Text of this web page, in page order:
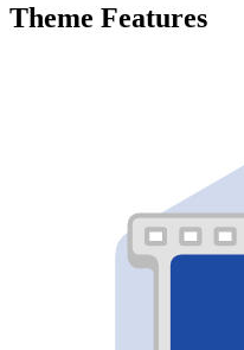
Theme Features